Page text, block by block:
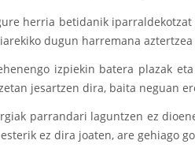
herria betidanik
dugun harremana
izpiekin batera plazak
jesartzen dira, baita neguan
parrandari laguntzen ez
ez dira joaten, are gehiago